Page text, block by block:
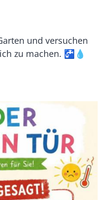
und versuchen
zu machen. 🚰💧